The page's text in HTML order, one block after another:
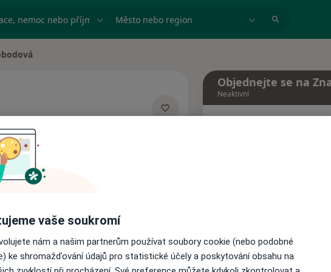
nemoc nebo příjmení Město nebo region
Názory pacientů
Objednejte se na
Neaktivní
Tento specialista
termínu
vaše soukromí
nám a našim partnerům používat soubory cookie (nebo podobné
ke shromažďování údajů pro statistické účely a poskytování obsahu na